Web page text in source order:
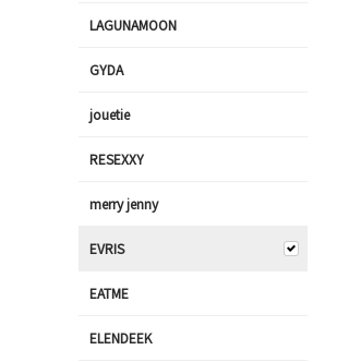
LAGUNAMOON
GYDA
jouetie
RESEXXY
merry jenny
EVRIS
EATME
ELENDEEK